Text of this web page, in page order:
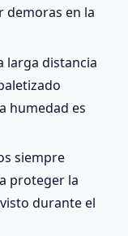
demoras en la
larga distancia
humedad es
siempre
proteger la
durante el